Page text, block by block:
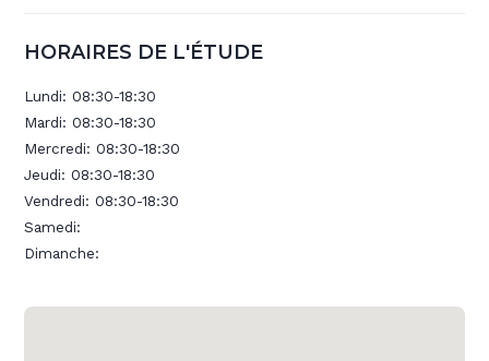
HORAIRES DE L'ÉTUDE
Lundi:08:30-18:30
Mardi:08:30-18:30
Mercredi:08:30-18:30
Jeudi:08:30-18:30
Vendredi:08:30-18:30
Samedi:
Dimanche: